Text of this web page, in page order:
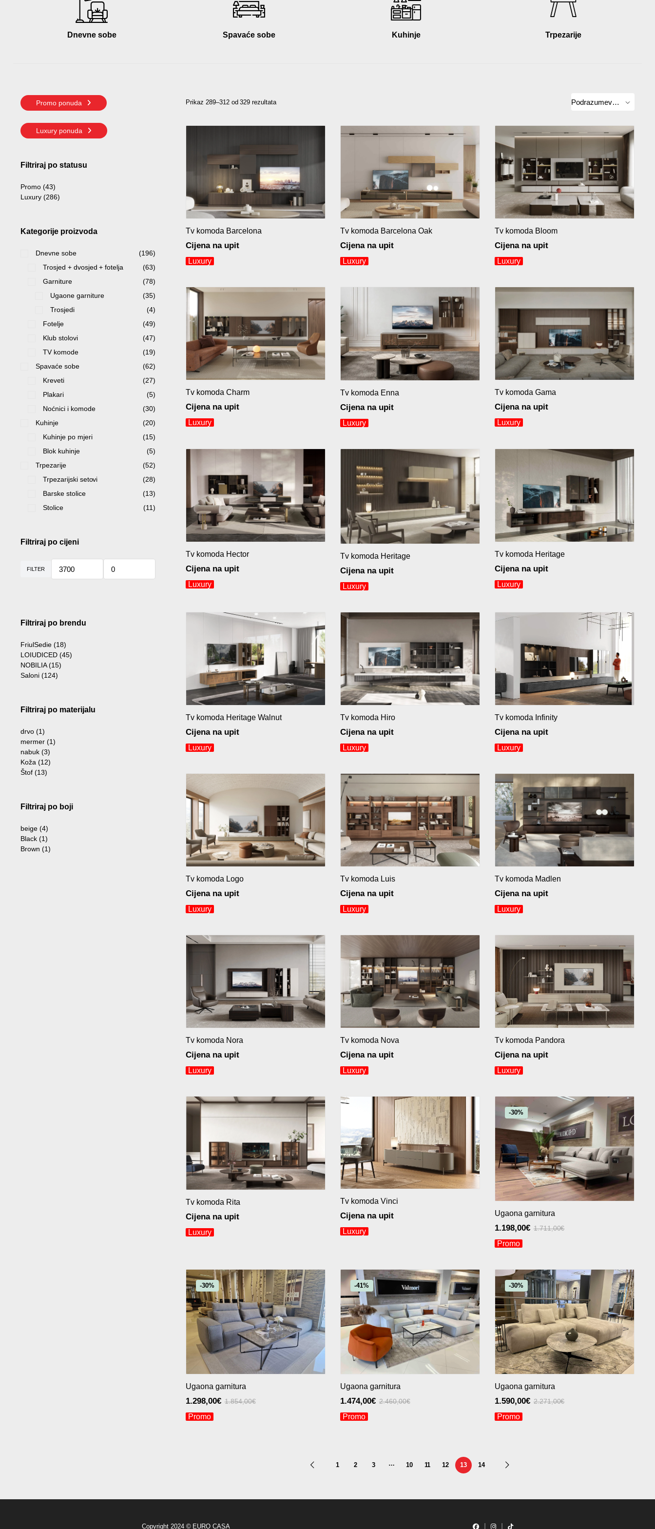
Dnevne sobe Spavaće sobe Kuhinje Trpezarije
Prikaz 289–312 od 329 rezultata
Tv komoda Barcelona
Cijena na upit
Luxury
Tv komoda Barcelona Oak
Cijena na upit
Luxury
Tv komoda Bloom
Cijena na upit
Luxury
Tv komoda Charm
Cijena na upit
Luxury
Tv komoda Enna
Cijena na upit
Luxury
Tv komoda Gama
Cijena na upit
Luxury
Tv komoda Hector
Cijena na upit
Luxury
Tv komoda Heritage
Cijena na upit
Luxury
Tv komoda Heritage
Cijena na upit
Luxury
Tv komoda Heritage Walnut
Cijena na upit
Luxury
Tv komoda Hiro
Cijena na upit
Luxury
Tv komoda Infinity
Cijena na upit
Luxury
Tv komoda Logo
Cijena na upit
Luxury
Tv komoda Luis
Cijena na upit
Luxury
Tv komoda Madlen
Cijena na upit
Luxury
Tv komoda Nora
Cijena na upit
Luxury
Tv komoda Nova
Cijena na upit
Luxury
Tv komoda Pandora
Cijena na upit
Luxury
Tv komoda Rita
Cijena na upit
Luxury
Tv komoda Vinci
Cijena na upit
Luxury
-30%
Ugaona garnitura
1.711,00€
1.198,00€
Promo
-30%
Ugaona garnitura
1.854,00€
1.298,00€
Promo
-41%
Ugaona garnitura
2.460,00€
1.474,00€
Promo
-30%
Ugaona garnitura
2.271,00€
1.590,00€
Promo
1 2 3 … 10 11 12 13 14
Promo ponuda
Luxury ponuda
Filtriraj po statusu
Promo (43)
Luxury (286)
Kategorije proizvoda
Dnevne sobe
(196)
Trosjed + dvosjed + fotelja
(63)
Garniture
(78)
Ugaone garniture
(35)
Trosjedi
(4)
Fotelje
(49)
Klub stolovi
(47)
TV komode
(19)
Spavaće sobe
(62)
Kreveti
(27)
Plakari
(5)
Noćnici i komode
(30)
Kuhinje
(20)
Kuhinje po mjeri
(15)
Blok kuhinje
(5)
Trpezarije
(52)
Trpezarijski setovi
(28)
Barske stolice
(13)
Stolice
(11)
Filtriraj po cijeni
FILTER
Filtriraj po brendu
FriulSedie (18)
LOIUDICED (45)
NOBILIA (15)
Saloni (124)
Filtriraj po materijalu
drvo (1)
mermer (1)
nabuk (3)
Koža (12)
Štof (13)
Filtriraj po boji
beige (4)
Black (1)
Brown (1)
Copyright 2024 © EURO CASA